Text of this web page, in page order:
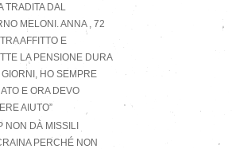
TRADITA DAL
MELONI. ANNA , 72
AFFITTO E
LA PENSIONE DURA
GIORNI, HO SEMPRE
E ORA DEVO
AIUTO”
NON DÀ MISSILI
PERCHÉ NON